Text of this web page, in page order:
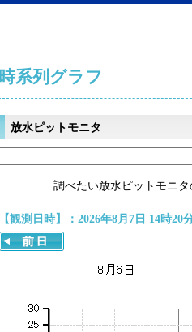
時系列グラフ
放水ピットモニタ
調べたい放水ピットモニ
【観測日時】：2026年8月7日 14時20